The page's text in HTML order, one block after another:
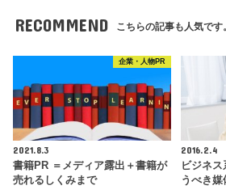
RECOMMEND こちらの記事も人気です
企業・人物PR
2021.8.3
書籍PR ＝メディア露出＋書籍が
売れるしくみまで
2016.2.4
ビジネ
うべき媒